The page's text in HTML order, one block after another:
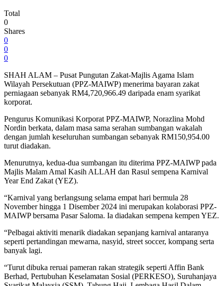
Total
0
Shares
0
0
0
SHAH ALAM – Pusat Pungutan Zakat-Majlis Agama Islam
Wilayah Persekutuan (PPZ-MAIWP) menerima bayaran zakat
perniagaan sebanyak RM4,720,966.49 daripada enam syarikat
korporat.
Pengurus Komunikasi Korporat PPZ-MAIWP, Norazlina Mohd
Nordin berkata, dalam masa sama serahan sumbangan wakalah
dengan jumlah keseluruhan sumbangan sebanyak RM150,954.00
turut diadakan.
Menurutnya, kedua-dua sumbangan itu diterima PPZ-MAIWP pada
Majlis Malam Amal Kasih ALLAH dan Rasul sempena Karnival
Year End Zakat (YEZ).
“Karnival yang berlangsung selama empat hari bermula 28
November hingga 1 Disember 2024 ini merupakan kolaborasi PPZ-
MAIWP bersama Pasar Saloma. Ia diadakan sempena kempen YEZ.
“Pelbagai aktiviti menarik diadakan sepanjang karnival antaranya
seperti pertandingan mewarna, nasyid, street soccer, kompang serta
banyak lagi.
“Turut dibuka reruai pameran rakan strategik seperti Affin Bank
Berhad, Pertubuhan Keselamatan Sosial (PERKESO), Suruhanjaya